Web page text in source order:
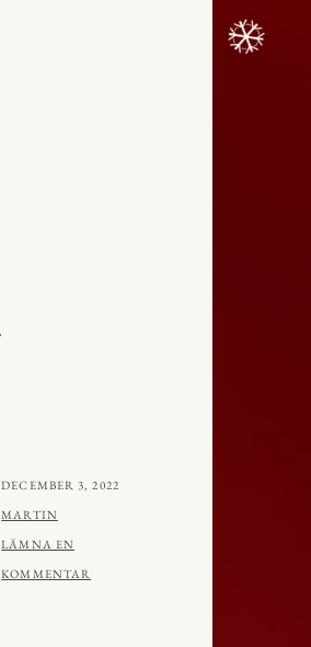
PUBLICERAT
DECEMBER 3, 2022
AV
MARTIN
LÄMNA EN
KOMMENTAR